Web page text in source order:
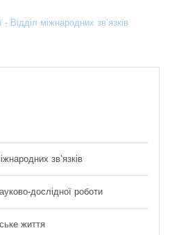
- Відділ міжнародних зв’язків
зв’язків
дослідної роботи
життя